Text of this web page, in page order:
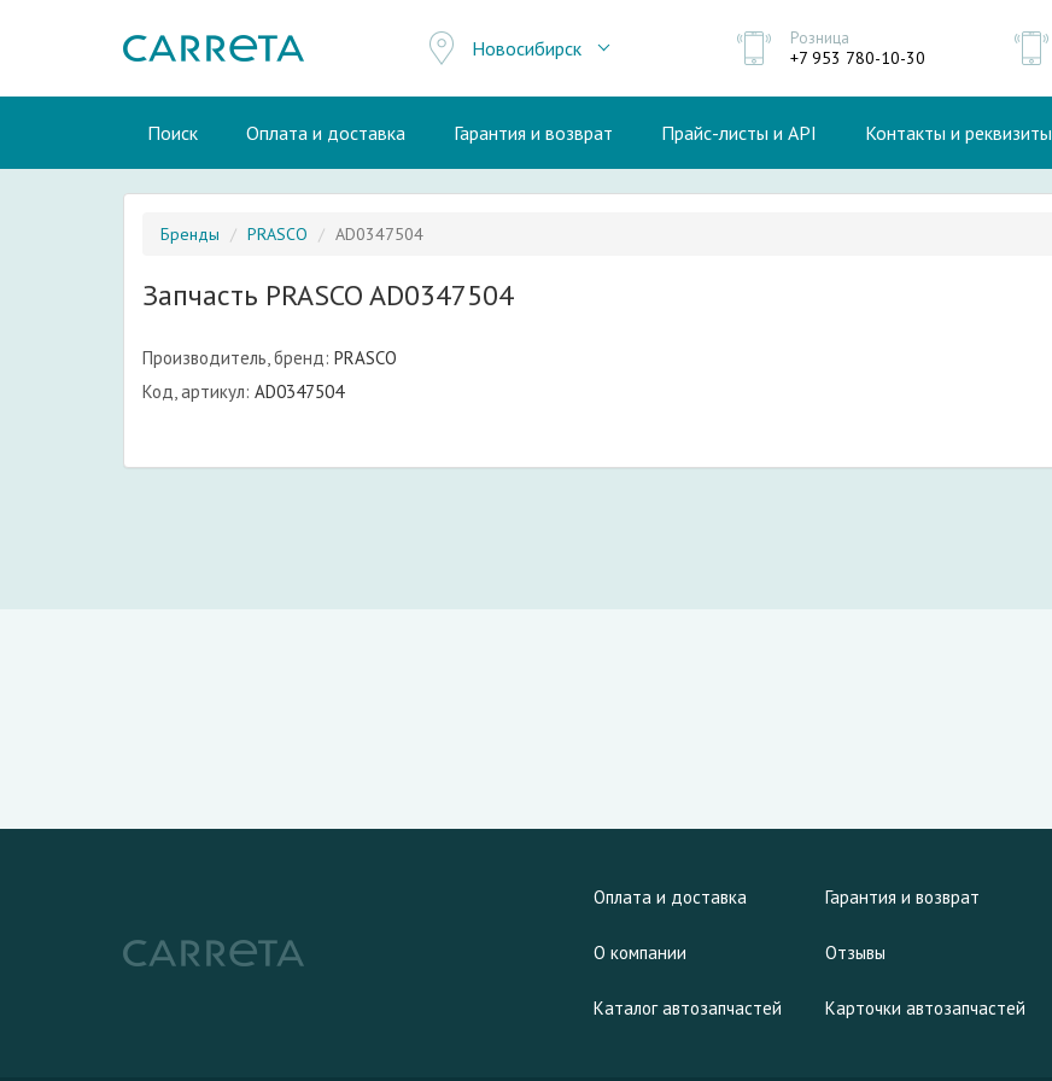
Новосибирск Розница
+7 953 780-10-30
Поиск Оплата и доставка Гарантия и возврат Прайс-листы и API Контакты и реквизиты
Бренды PRASCO AD0347504
Запчасть PRASCO AD0347504
Производитель, бренд: PRASCO
Код, артикул: AD0347504
Оплата и доставка Гарантия и возврат
О компании Отзывы
Каталог автозапчастей Карточки автозапчастей